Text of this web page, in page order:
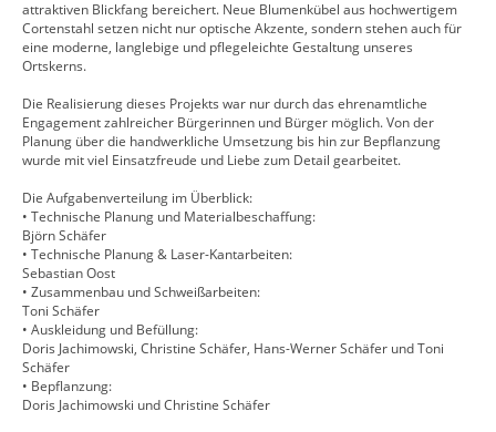
attraktiven Blickfang bereichert. Neue Blumenkübel aus hochwertigem
Cortenstahl setzen nicht nur optische Akzente, sondern stehen auch für
eine moderne, langlebige und pflegeleichte Gestaltung unseres
Ortskerns.
Die Realisierung dieses Projekts war nur durch das ehrenamtliche
Engagement zahlreicher Bürgerinnen und Bürger möglich. Von der
Planung über die handwerkliche Umsetzung bis hin zur Bepflanzung
wurde mit viel Einsatzfreude und Liebe zum Detail gearbeitet.
Die Aufgabenverteilung im Überblick:
• Technische Planung und Materialbeschaffung:
Björn Schäfer
• Technische Planung & Laser-Kantarbeiten:
Sebastian Oost
• Zusammenbau und Schweißarbeiten:
Toni Schäfer
• Auskleidung und Befüllung:
Doris Jachimowski, Christine Schäfer, Hans-Werner Schäfer und Toni
Schäfer
• Bepflanzung:
Doris Jachimowski und Christine Schäfer